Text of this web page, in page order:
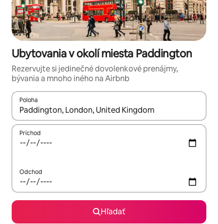
Ubytovania v okolí miesta Paddington
Rezervujte si jedinečné dovolenkové prenájmy,
bývania a mnoho iného na Airbnb
Poloha
Keď budú výsledky k dispozícii, môžete si ich prechádzať
Príchod
Odchod
Hľadať